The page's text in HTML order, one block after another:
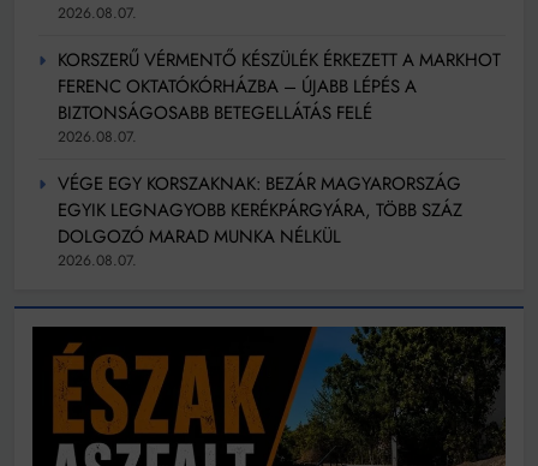
2026.08.07.
KORSZERŰ VÉRMENTŐ KÉSZÜLÉK ÉRKEZETT A MARKHOT
FERENC OKTATÓKÓRHÁZBA – ÚJABB LÉPÉS A
BIZTONSÁGOSABB BETEGELLÁTÁS FELÉ
2026.08.07.
VÉGE EGY KORSZAKNAK: BEZÁR MAGYARORSZÁG
EGYIK LEGNAGYOBB KERÉKPÁRGYÁRA, TÖBB SZÁZ
DOLGOZÓ MARAD MUNKA NÉLKÜL
2026.08.07.